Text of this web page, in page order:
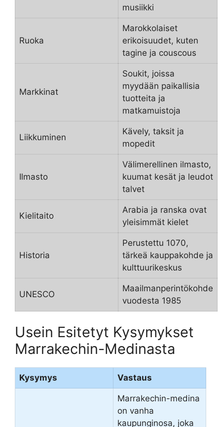
musiikki
Ruoka
Marokkolaiset
erikoisuudet, kuten
tagine ja couscous
Markkinat
Soukit, joissa
myydään paikallisia
tuotteita ja
matkamuistoja
Liikkuminen
Kävely, taksit ja
mopedit
Ilmasto
Välimerellinen ilmasto,
kuumat kesät ja leudot
talvet
Kielitaito
Arabia ja ranska ovat
yleisimmät kielet
Historia
Perustettu 1070,
tärkeä kauppakohde ja
kulttuurikeskus
UNESCO
Maailmanperintökohde
vuodesta 1985
Usein Esitetyt Kysymykset
Marrakechin-Medinasta
Kysymys Vastaus
Marrakechin-medina
on vanha
kaupunginosa, joka